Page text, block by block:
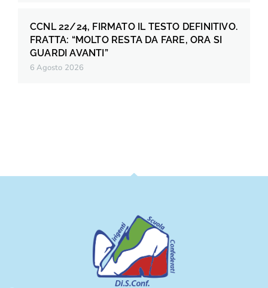
CCNL 22/24, FIRMATO IL TESTO DEFINITIVO.
FRATTA: “MOLTO RESTA DA FARE, ORA SI
GUARDI AVANTI”
6 Agosto 2026